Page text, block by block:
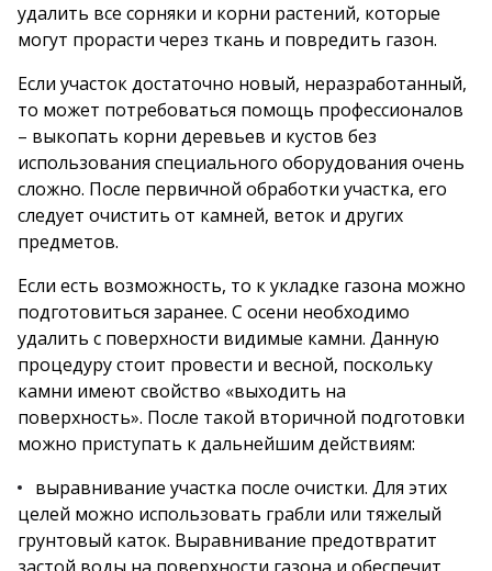
удалить все сорняки и корни растений, которые
могут прорасти через ткань и повредить газон.
Если участок достаточно новый, неразработанный,
то может потребоваться помощь профессионалов
– выкопать корни деревьев и кустов без
использования специального оборудования очень
сложно. После первичной обработки участка, его
следует очистить от камней, веток и других
предметов.
Если есть возможность, то к укладке газона можно
подготовиться заранее. С осени необходимо
удалить с поверхности видимые камни. Данную
процедуру стоит провести и весной, поскольку
камни имеют свойство «выходить на
поверхность». После такой вторичной подготовки
можно приступать к дальнейшим действиям:
выравнивание участка после очистки. Для этих
целей можно использовать грабли или тяжелый
грунтовый каток. Выравнивание предотвратит